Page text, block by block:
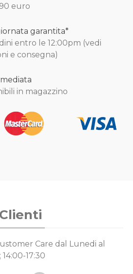
euro
garantita*
entro le 12:00pm (vedi
e consegna)
in magazzino
Care dal Lunedi al
17:30